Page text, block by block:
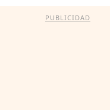
PUBLICIDAD